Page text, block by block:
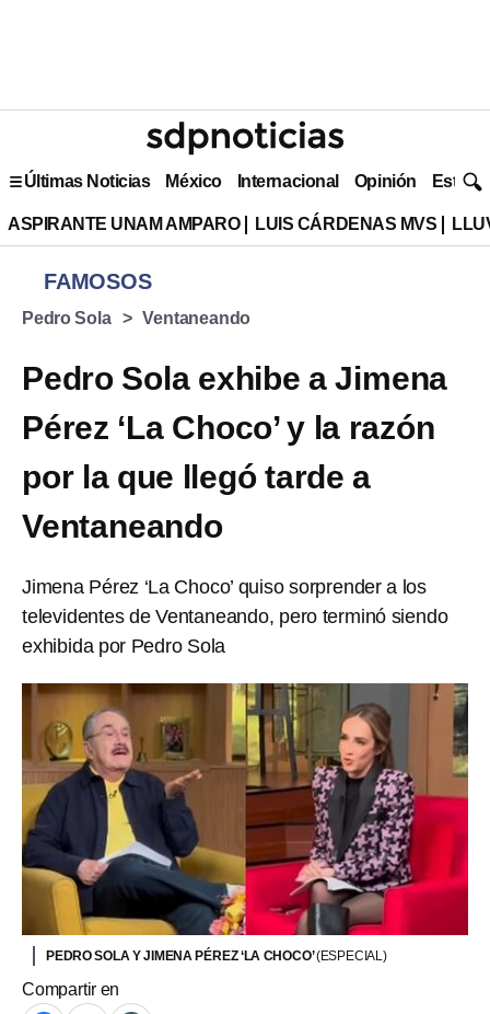
Últimas Noticias México Internacional Opinión Estilo
ASPIRANTE UNAM AMPARO LUIS CÁRDENAS MVS
FAMOSOS
Pedro Sola Ventaneando
Pedro Sola exhibe a Jimena
Pérez ‘La Choco’ y la razón
por la que llegó tarde a
Ventaneando
Jimena Pérez ‘La Choco’ quiso sorprender a los
televidentes de Ventaneando, pero terminó siendo
exhibida por Pedro Sola
PEDRO SOLA Y JIMENA PÉREZ ‘LA CHOCO’(ESPECIAL)
Compartir en